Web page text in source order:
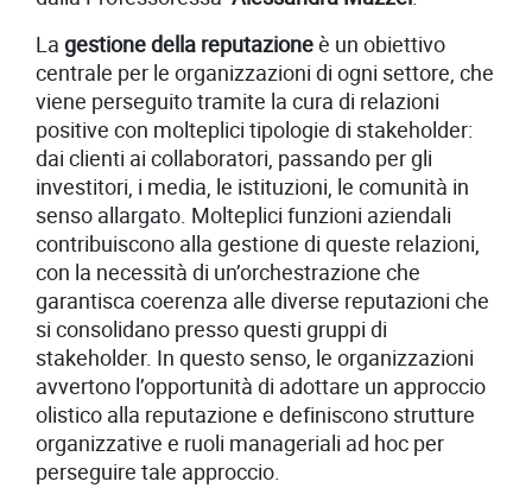
La gestione della reputazioneè un obiettivo
centrale per le organizzazioni di ogni settore, che
viene perseguito tramite la cura di relazioni
positive con molteplici tipologie di stakeholder:
dai clienti ai collaboratori, passando per gli
investitori, i media, le istituzioni, le comunità in
senso allargato. Molteplici funzioni aziendali
contribuiscono alla gestione di queste relazioni,
con la necessità di un’orchestrazione che
garantisca coerenza alle diverse reputazioni che
si consolidano presso questi gruppi di
stakeholder. In questo senso, le organizzazioni
avvertono l’opportunità di adottare un approccio
olistico alla reputazione e definiscono strutture
organizzative e ruoli manageriali ad hoc per
perseguire tale approccio.